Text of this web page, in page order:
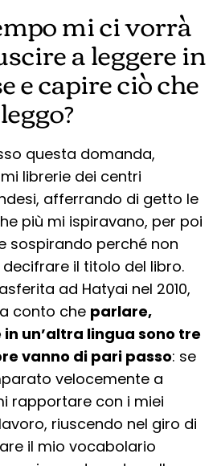
mi ci vorrà
a leggere in
e capire ciò che
leggo?
questa domanda,
librerie dei centri
afferrando di getto le
più mi ispiravano, per poi
sospirando perché non
il titolo del libro.
ad Hatyai nel 2010,
conto che parlare,
un’altra lingua sono tre
vanno di pari passo: se
velocemente a
rapportare con i miei
riuscendo nel giro di
il mio vocabolario